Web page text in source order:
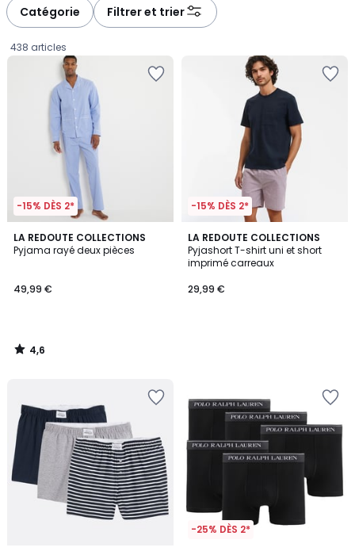
Catégorie Filtrer et trier
438 articles
-15% DÈS 2*
LA REDOUTE COLLECTIONS
Pyjama rayé deux pièces
€.
49,99 €
4,6
/ 5
4,6
/
-15% DÈS 2*
LA REDOUTE COLLECTIONS
Pyjashort T-shirt uni et short
imprimé carreaux
29,99 €
-25% DÈS 2*